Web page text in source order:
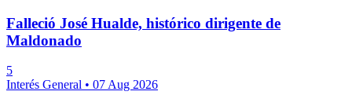
Falleció José Hualde, histórico dirigente de
Maldonado
5
Interés General • 07 Aug 2026